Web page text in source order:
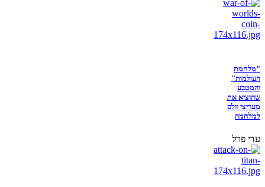
"מלחמת
העולמות"
והמטבע
שהוציא את
מעריצי וולס
למלחמה
עדי פרל